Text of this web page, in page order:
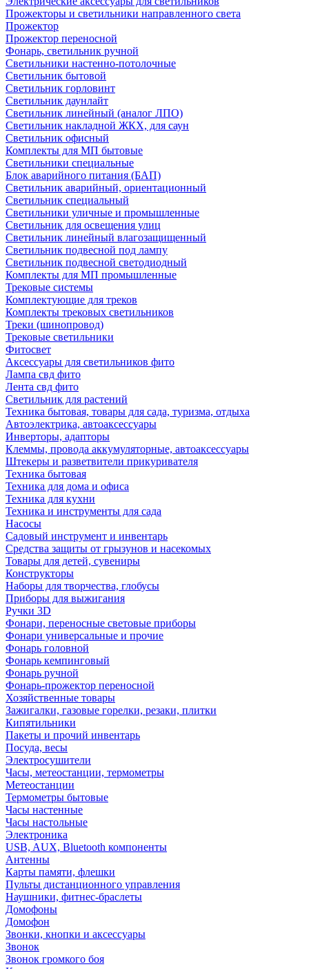
Прожекторы и светильники направленного света
Прожектор
Прожектор переносной
Фонарь, светильник ручной
Светильники настенно-потолочные
Светильник бытовой
Светильник горловинт
Светильник даунлайт
Светильник линейный (аналог ЛПО)
Светильник накладной ЖКХ, для саун
Светильник офисный
Комплекты для МП бытовые
Светильники специальные
Блок аварийного питания (БАП)
Светильник аварийный, ориентационный
Светильник специальный
Светильники уличные и промышленные
Светильник для освещения улиц
Светильник линейный влагозащищенный
Светильник подвесной под лампу
Светильник подвесной светодиодный
Комплекты для МП промышленные
Трековые системы
Комплектующие для треков
Комплекты трековых светильников
Треки (шинопровод)
Трековые светильники
Фитосвет
Аксессуары для светильников фито
Лампа свд фито
Лента свд фито
Светильник для растений
Техника бытовая, товары для сада, туризма, отдыха
Автоэлектрика, автоаксессуары
Инверторы, адапторы
Клеммы, провода аккумуляторные, автоаксессуары
Штекеры и разветвители прикуривателя
Техника бытовая
Техника для дома и офиса
Техника для кухни
Техника и инструменты для сада
Насосы
Садовый инструмент и инвентарь
Средства защиты от грызунов и насекомых
Товары для детей, сувениры
Конструкторы
Наборы для творчества, глобусы
Приборы для выжигания
Ручки 3D
Фонари, переносные световые приборы
Фонари универсальные и прочие
Фонарь головной
Фонарь кемпинговый
Фонарь ручной
Фонарь-прожектор переносной
Хозяйственные товары
Зажигалки, газовые горелки, резаки, плитки
Кипятильники
Пакеты и прочий инвентарь
Посуда, весы
Электросушители
Часы, метеостанции, термометры
Метеостанции
Термометры бытовые
Часы настенные
Часы настольные
Электроника
USB, AUX, Bluetooth компоненты
Антенны
Карты памяти, флешки
Пульты дистанционного управления
Наушники, фитнес-браслеты
Домофоны
Домофон
Звонки, кнопки и аксессуары
Звонок
Звонок громкого боя